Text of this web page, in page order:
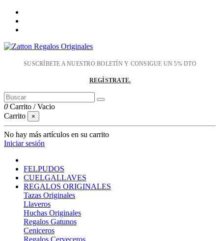
SUSCRÍBETE A NUESTRO BOLETÍN Y CONSIGUE UN 5% DTO
REGÍSTRATE.
0 Carrito /Vacio
Carrito
×
No hay más artículos en su carrito
Iniciar sesión
FELPUDOS
CUELGALLAVES
REGALOS ORIGINALES
Tazas Originales
Llaveros
Huchas Originales
Regalos Gatunos
Ceniceros
Regalos Cerveceros